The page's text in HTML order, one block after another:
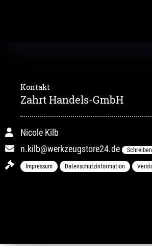
Kontakt
Zahrt Handels-GmbH
Nicole Kilb
n.kilb@werkzeugstore24.de
Schreiben
Impressum Datenschutzinformation